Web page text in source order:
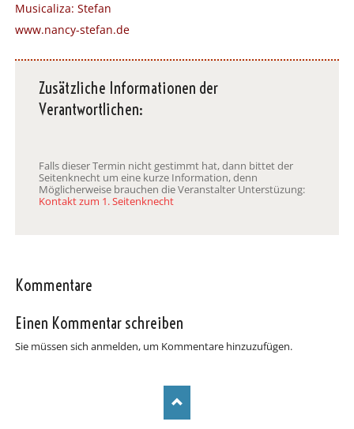
Musicaliza: Stefan
www.nancy-stefan.de
Zusätzliche Informationen der
Verantwortlichen:
Falls dieser Termin nicht gestimmt hat, dann bittet der
Seitenknecht um eine kurze Information, denn
Möglicherweise brauchen die Veranstalter Unterstüzung:
Kontakt zum 1. Seitenknecht
Kommentare
Einen Kommentar schreiben
Sie müssen sich anmelden, um Kommentare hinzuzufügen.